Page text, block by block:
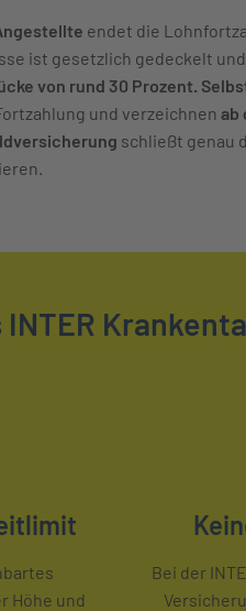
endet die
ist gesetzlich gedeckelt
von rund 30 Prozent.
und verzeichnen ab
schließt genau
Höhe und
Bei der